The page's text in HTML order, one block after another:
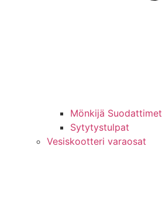
Mönkijä Suodattimet
Sytytystulpat
Vesiskootteri varaosat